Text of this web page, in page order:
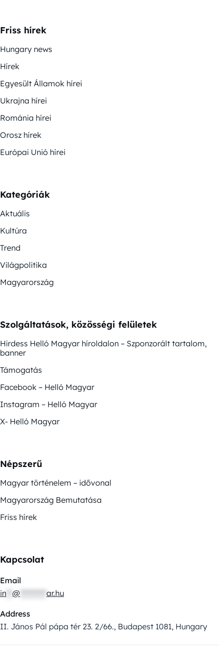
Friss hírek
Hungary news
Hírek
Egyesült Államok hírei
Ukrajna hírei
Románia hírei
Orosz hírek
Európai Unió hírei
Kategóriák
Aktuális
Kultúra
Trend
Világpolitika
Magyarország
Szolgáltatások, közösségi felületek
Hirdess Helló Magyar híroldalon – Szponzorált tartalom,
banner
Támogatás
Facebook – Helló Magyar
Instagram – Helló Magyar
X- Helló Magyar
Népszerű
Magyar történelem – idővonal
Magyarország Bemutatása
Friss hírek
Kapcsolat
Email
in @ ar.hu
Address
II. János Pál pápa tér 23. 2/66., Budapest 1081, Hungary